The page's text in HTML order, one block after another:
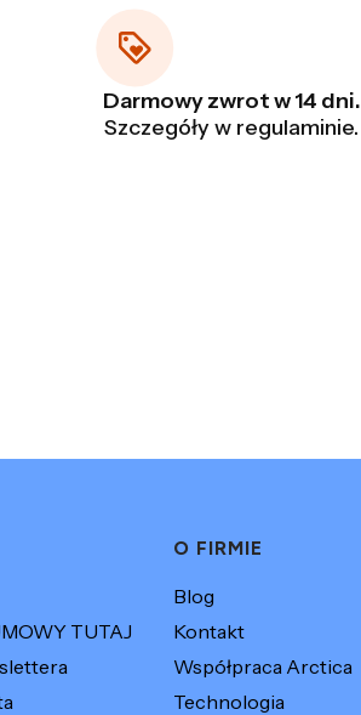
Darmowy zwrot w 14 dni.
Szczegóły w regulaminie.
TUTAJ
O FIRMIE
Blog
Kontakt
Współpraca Arctica
Technologia